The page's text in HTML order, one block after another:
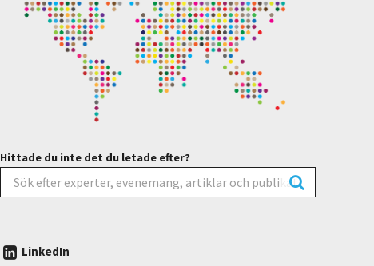
Hittade du inte det du letade efter?
LinkedIn